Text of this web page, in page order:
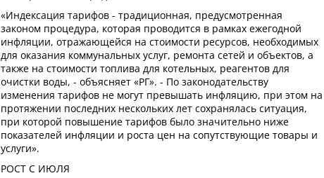
«Индексация тарифов - традиционная, предусмотренная
законом процедура, которая проводится в рамках ежегодной
инфляции, отражающейся на стоимости ресурсов, необходимых
для оказания коммунальных услуг, ремонта сетей и объектов, а
также на стоимости топлива для котельных, реагентов для
очистки воды, - объясняет «РГ». - По законодательству
изменения тарифов не могут превышать инфляцию, при этом на
протяжении последних нескольких лет сохранялась ситуация,
при которой повышение тарифов было значительно ниже
показателей инфляции и роста цен на сопутствующие товары и
услуги».
РОСТ С ИЮЛЯ